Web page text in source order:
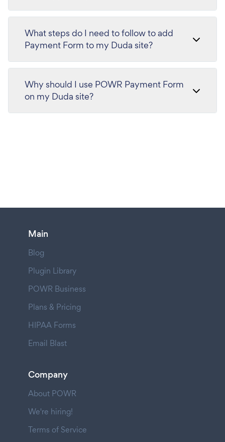
What steps do I need to follow to add
Payment Form to my Duda site?
Why should I use POWR Payment Form
on my Duda site?
Main
Blog
Plugin Library
POWR Business
Plans & Pricing
HIPAA Forms
Email Blast
Company
About POWR
We're hiring!
Terms of Service